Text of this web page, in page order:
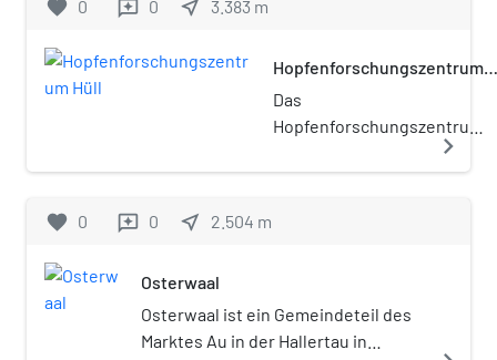
favorite 0 reviews 0 near_me 3.383 m
Hopfenforschungszentrum
Das
Hopfenforschungszentrum
Hüll ist eine gemeinsame
Einrichtung der
im Ortsteil Hüll von
Wolnzach im Zentrum der
navigate_next
favorite 0 reviews 0 near_me 2.504 m
Osterwaal
Osterwaal ist ein Gemeindeteil des
Marktes Au in der Hallertau in